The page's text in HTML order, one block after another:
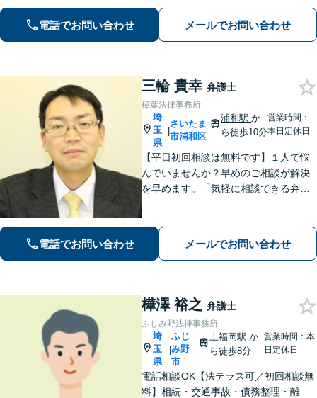
勤務経験を活かし、相談者さま目線に
立った的確なアドバイスを【初回相談
電話でお問い合わせ メールでお問い合わせ
三輪 貴幸 弁護士
樟葉法律事務所
埼
玉
県
|
さいたま
市浦和区
浦和駅か
ら徒歩10分
営業時間：
本日定休日
【平日初回相談は無料です】１人で悩
んでいませんか？早めのご相談が解決
を早めます。「気軽に相談できる弁護
かした迅速な行動力でサポートしま
す。まずはお気軽にご相談ください。
電話でお問い合わせ メールでお問い合わせ
樺澤 裕之 弁護士
ふじみ野法律事務所
埼
玉
県
|
ふじ
み野
市
上福岡駅 か
ら徒歩8分
営業時間：本
日定休日
電話相談OK【法テラス可／初回相談無
料】相続・交通事故・債務整理・離